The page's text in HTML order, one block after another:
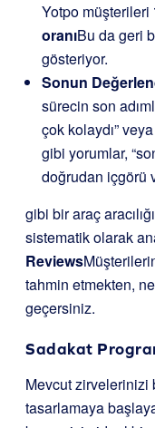
Yotpo müşterileri
oranıBu da geri
gösteriyor.
Sonun
sürecin son
çok kolaydı”
gibi yorumlar,
doğrudan içgörü
gibi bir araç
sistematik olarak
Reviews
tahmin etmekten,
geçersiniz.
Sadakat
Mevcut
tasarlamaya